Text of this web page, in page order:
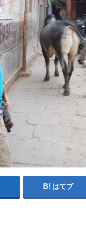
はてブ